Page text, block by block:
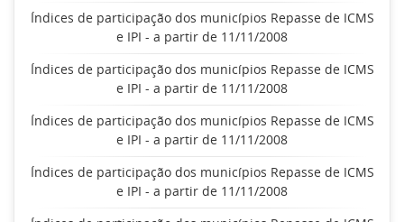
Índices de participação dos municípios Repasse de ICMS
e IPI - a partir de 11/11/2008
Índices de participação dos municípios Repasse de ICMS
e IPI - a partir de 11/11/2008
Índices de participação dos municípios Repasse de ICMS
e IPI - a partir de 11/11/2008
Índices de participação dos municípios Repasse de ICMS
e IPI - a partir de 11/11/2008